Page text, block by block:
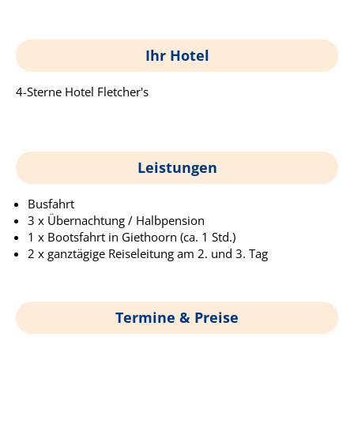
Ihr Hotel
4-Sterne Hotel Fletcher's
Leistungen
Busfahrt
3 x Übernachtung / ­Halbpension
1 x Bootsfahrt in Giethoorn (ca. 1 Std.)
2 x ganztägige Reiseleitung am 2. und 3. Tag
Termine & Preise